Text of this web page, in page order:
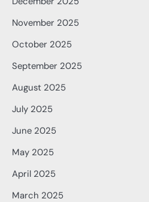
November 2025
October 2025
September 2025
August 2025
July 2025
June 2025
May 2025
April 2025
March 2025